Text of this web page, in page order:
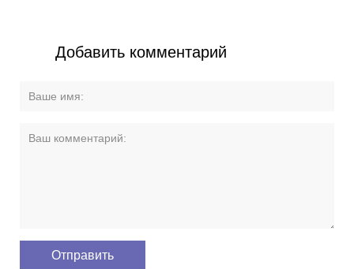
Добавить комментарий